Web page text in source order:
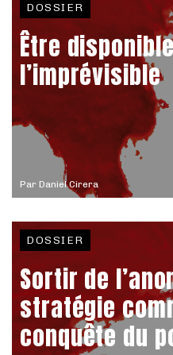
Par Daniel Cirera
DOSSIER
Être
l’imprévisible
DOSSIER
Sortir de
stratégie
conquête du